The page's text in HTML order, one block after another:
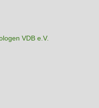
VDB e.V.